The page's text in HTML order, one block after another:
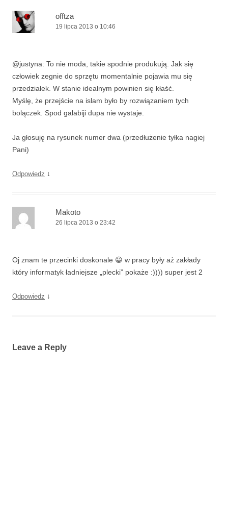
offtza
19 lipca 2013 o 10:46
@justyna: To nie moda, takie spodnie produkują. Jak się
człowiek zegnie do sprzętu momentalnie pojawia mu się
przedziałek. W stanie idealnym powinien się kłaść.
Myślę, że przejście na islam było by rozwiązaniem tych
bolączek. Spod galabiji dupa nie wystaje.
Ja głosuję na rysunek numer dwa (przedłużenie tyłka nagiej
Pani)
Odpowiedz ↓
Makoto
26 lipca 2013 o 23:42
Oj znam te przecinki doskonale 😀 w pracy były aż zakłady
który informatyk ładniejsze „plecki” pokaże :)))) super jest 2
Odpowiedz ↓
Leave a Reply